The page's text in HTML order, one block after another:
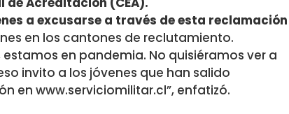
a excusarse a través de esta reclamación
en los cantones de reclutamiento.
en pandemia. No quisiéramos ver a
invito a los jóvenes que han salido
en www.serviciomilitar.cl”, enfatizó.